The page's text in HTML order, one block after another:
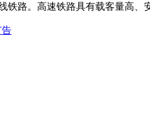
路。高速铁路具有载客量高、